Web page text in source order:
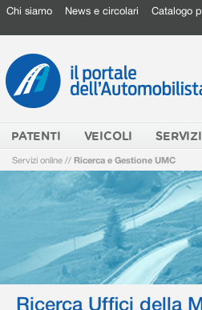
Chi siamo News e circolari Catalogo
PATENTI VEICOLI
Servizi online // Ricerca e Gestione UMC
Ricerca Uffici della